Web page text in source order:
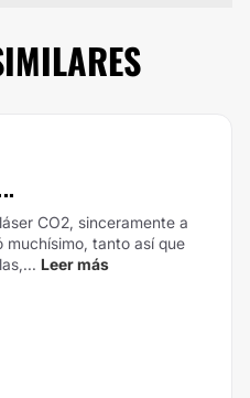
CO2, sinceramente a
muchísimo, tanto así que
Leer más